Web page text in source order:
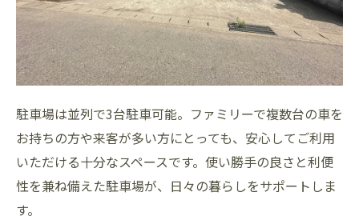
駐車場は並列で3台駐車可能。ファミリーで複数台の車を
お持ちの方や来客が多い方にとっても、安心してご利用
いただける十分なスペースです。使い勝手の良さと利便
性を兼ね備えた駐車場が、日々の暮らしをサポートしま
す。